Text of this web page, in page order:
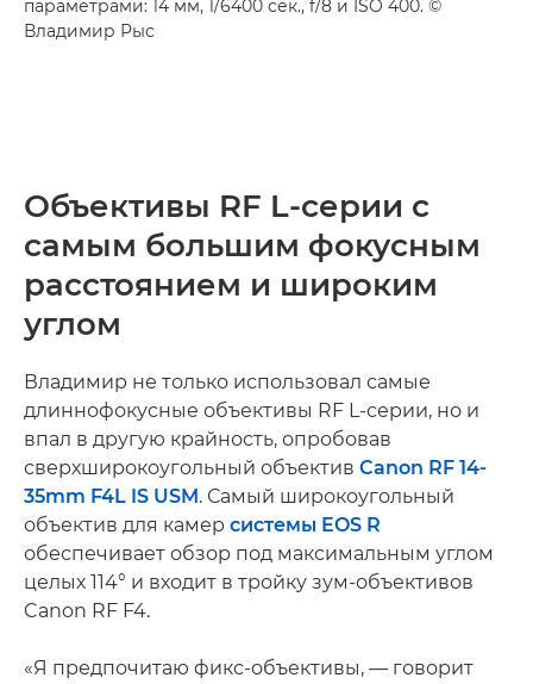
параметрами: 14 мм, 1/6400 сек., f/8 и ISO 400. ©
Владимир Рыс
Объективы RF L-серии с
самым большим фокусным
расстоянием и широким
углом
Владимир не только использовал самые
длиннофокусные объективы RF L-серии, но и
впал в другую крайность, опробовав
сверхширокоугольный объектив Canon RF 14-
35mm F4L IS USM . Самый широкоугольный
объектив для камер системы EOS R
обеспечивает обзор под максимальным углом
целых 114° и входит в тройку зум-объективов
Canon RF F4.
«Я предпочитаю фикс-объективы, — говорит